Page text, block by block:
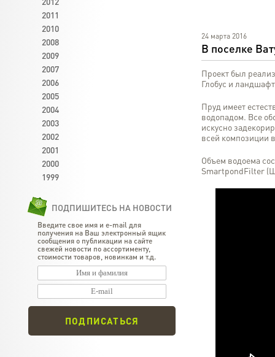
24 марта 2016
В поселке
Проект был
Глобус и
Пруд имеет
водопадом. Все
искусно
всей композиции
Объем водоема
SmartpondFilter
2011
2010
2008
2009
2007
2006
2005
2004
2003
2002
2001
2000
1999
ПОДПИШИТЕСЬ НА НОВОСТИ
Введите свое имя и e-mail для
получения на Ваш электронный ящик
сообщения о публикации на сайте
свежей новости по ассортименту,
стоимости товаров, новинкам и т.д.
ПОДПИСАТЬСЯ